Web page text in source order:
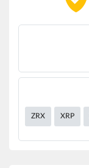
ZRX XRP